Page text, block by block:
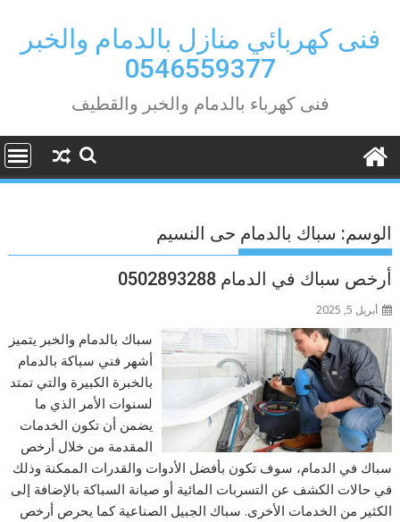
content
فنى كهربائي منازل بالدمام والخبر
0546559377
فنى كهرباء بالدمام والخبر والقطيف
الوسم: سباك بالدمام حى النسيم
أرخص سباك في الدمام 0502893288
أبريل 5, 2025
سباك بالدمام والخبر يتميز
أشهر فني سباكة بالدمام
بالخبرة الكبيرة والتي تمتد
لسنوات الأمر الذي ما
يضمن أن تكون الخدمات
المقدمة من خلال أرخص
سباك في الدمام، سوف تكون بأفضل الأدوات والقدرات الممكنة وذلك
في حالات الكشف عن التسربات المائية أو صيانة السباكة بالإضافة إلى
الكثير من الخدمات الأخرى. سباك الجبيل الصناعية كما يحرص أرخص